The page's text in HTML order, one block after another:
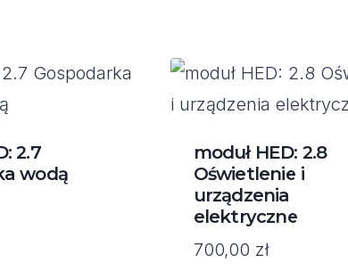
2.7
wodą
moduł HED: 2.8
Oświetlenie i
urządzenia
elektryczne
700,00 zł